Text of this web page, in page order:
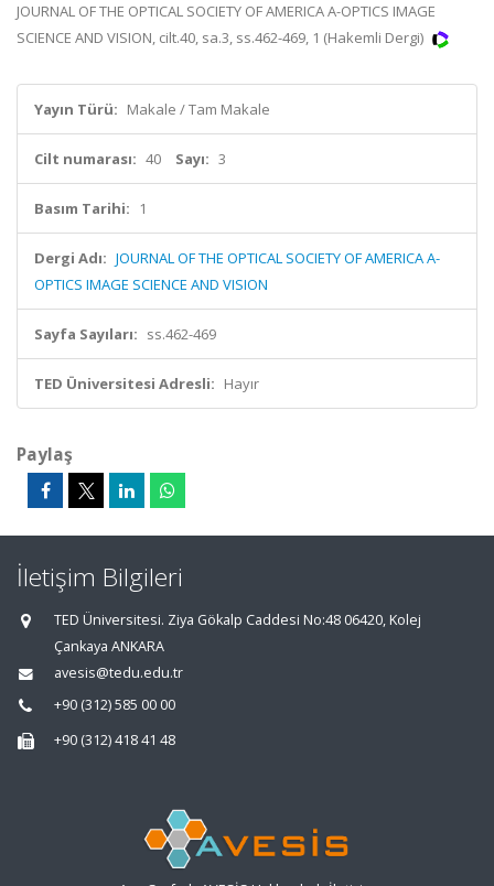
JOURNAL OF THE OPTICAL SOCIETY OF AMERICA A-OPTICS IMAGE
SCIENCE AND VISION, cilt.40, sa.3, ss.462-469, 1 (Hakemli Dergi)
Yayın Türü: Makale / Tam Makale
Cilt numarası: 40 Sayı: 3
Basım Tarihi: 1
Dergi Adı: JOURNAL OF THE OPTICAL SOCIETY OF AMERICA A-
OPTICS IMAGE SCIENCE AND VISION
Sayfa Sayıları: ss.462-469
TED Üniversitesi Adresli: Hayır
Paylaş
İletişim Bilgileri
TED Üniversitesi. Ziya Gökalp Caddesi No:48 06420, Kolej
Çankaya ANKARA
avesis@tedu.edu.tr
+90 (312) 585 00 00
+90 (312) 418 41 48